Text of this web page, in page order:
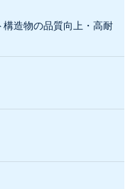
構造物の品質向上・高耐